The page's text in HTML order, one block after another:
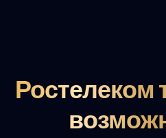
Ростелеком